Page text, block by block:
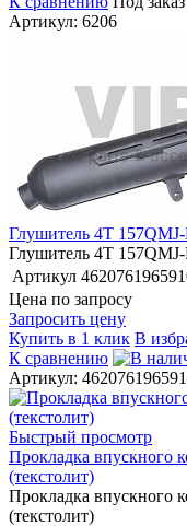
Артикул: 6206
Глушитель 4Т
Глушитель 4Т
Артикул
Цена по запросу
Запросить цену
Купить в 1 клик В
К сравнению
Артикул:
Быстрый просмотр
Прокладка впускного
(текстолит)
Прокладка впускного
(текстолит)